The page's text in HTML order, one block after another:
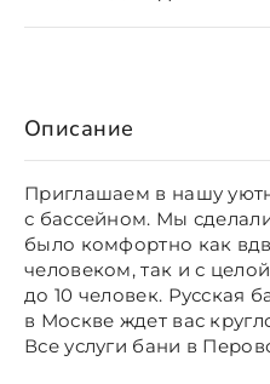
Описание
Приглашаем в нашу
с бассейном. Мы
было комфортно как
человеком, так и с
до 10 человек. Русская
в Москве ждет вас
Все услуги бани в